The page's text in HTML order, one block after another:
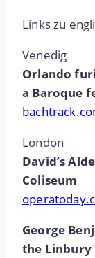
Links zu
Venedig
Orlando
a Baroque
London
David’s
Coliseum
George
the Linbury